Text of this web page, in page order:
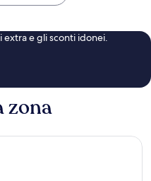
e gli sconti idonei.
zona